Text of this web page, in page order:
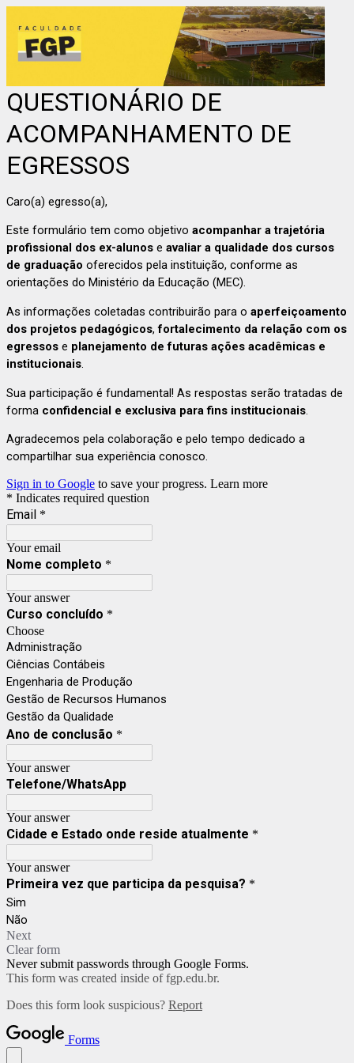
QUESTIONÁRIO DE
ACOMPANHAMENTO DE
EGRESSOS
Caro(a) egresso(a),
Este formulário tem como objetivo acompanhar a trajetória
profissional dos ex-alunos e avaliar a qualidade dos cursos
de graduação oferecidos pela instituição, conforme as
orientações do Ministério da Educação (MEC).
As informações coletadas contribuirão para o aperfeiçoamento
dos projetos pedagógicos,fortalecimento da relação com os
egressos e planejamento de futuras ações acadêmicas e
institucionais.
Sua participação é fundamental! As respostas serão tratadas de
forma confidencial e exclusiva para fins institucionais
Agradecemos pela colaboração e pelo tempo dedicado a
compartilhar sua experiência conosco.
Sign in to Google to save your progress. Learn more
* Indicates required question
Email *
Your email
Nome completo *
Your answer
Curso concluído *
Choose
Administração
Ciências Contábeis
Engenharia de Produção
Gestão de Recursos Humanos
Gestão da Qualidade
Ano de conclusão *
Your answer
Telefone/WhatsApp
Your answer
Cidade e Estado onde reside atualmente *
Your answer
Primeira vez que participa da pesquisa? *
Sim
Não
Next
Clear form
Never submit passwords through Google Forms.
This form was created inside of fgp.edu.br.
Does this form look suspicious? Report
Forms